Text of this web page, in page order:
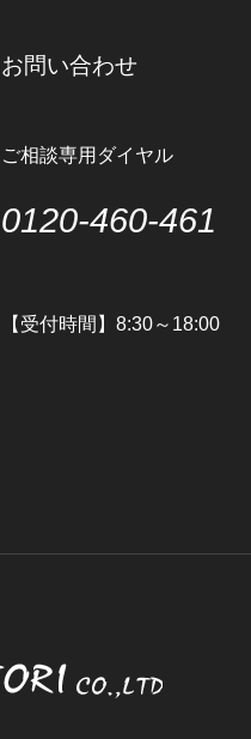
お問い合わせ
ご相談専用ダイヤル
0120-460-461
【受付時間】8:30～18:00